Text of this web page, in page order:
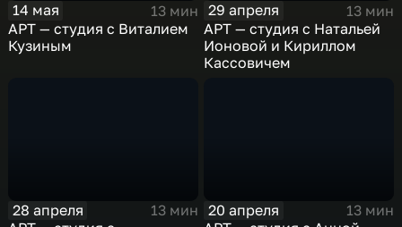
14 мая
13 мин
АРТ — студия с Виталием
Кузиным
29 апреля
13 мин
АРТ — студия с Натальей
Ионовой и Кириллом
Кассовичем
28 апреля
13 мин
20 апреля
13 мин